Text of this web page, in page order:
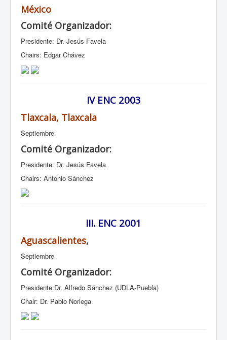
México
Comité Organizador:
Presidente: Dr. Jesús Favela
Chairs: Edgar Chávez
IV ENC 2003
Tlaxcala, Tlaxcala
Septiembre
Comité Organizador:
Presidente: Dr. Jesús Favela
Chairs: Antonio Sánchez
III. ENC 2001
Aguascalientes,
Septiembre
Comité Organizador:
Presidente:Dr. Alfredo Sánchez (UDLA-Puebla)
Chair: Dr. Pablo Noriega